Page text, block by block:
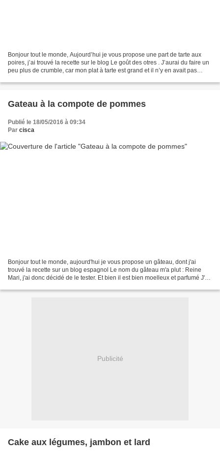
Bonjour tout le monde, Aujourd’hui je vous propose une part de tarte aux
poires, j’ai trouvé la recette sur le blog Le goût des otres . J’aurai du faire un
peu plus de crumble, car mon plat à tarte est grand et il n’y en avait pas
Gateau à la compote de pommes
Publié le 18/05/2016 à 09:34
Par cisca
Bonjour tout le monde, aujourd'hui je vous propose un gâteau, dont j'ai
trouvé la recette sur un blog espagnol Le nom du gâteau m'a plut : Reine
Mari, j'ai donc décidé de le tester. Et bien il est bien moelleux et parfumé J'ai
Publicité
Cake aux légumes, jambon et lard